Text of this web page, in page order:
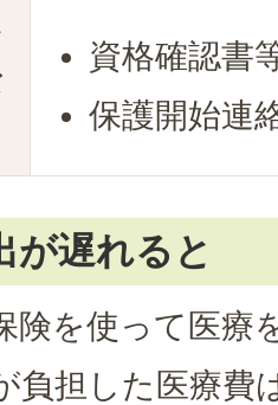
資格確認書
保護開始連
が遅れると
険を使って医療
負担した医療費